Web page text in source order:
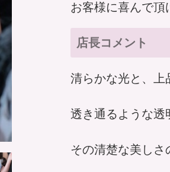
お客様に喜んで頂
店長コメント
清らかな光と、上
透き通るような透
その清楚な美しさ